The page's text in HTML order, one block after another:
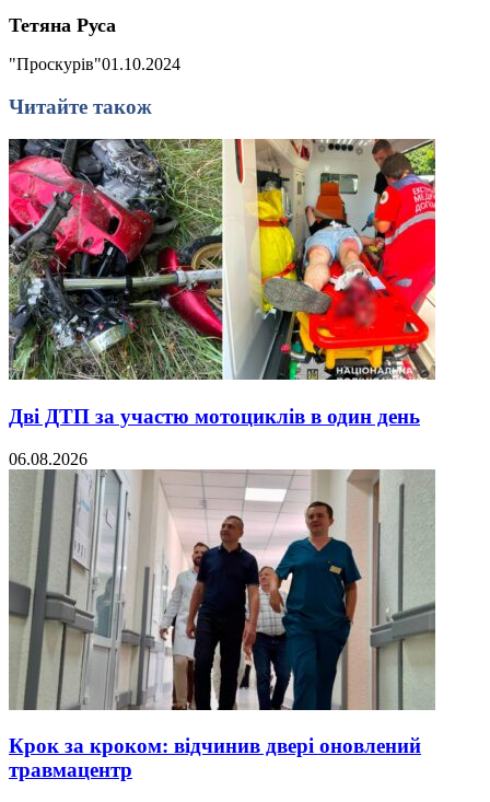
Тетяна Руса
"Проскурів"01.10.2024
Читайте також
Дві ДТП за участю мотоциклів в один день
06.08.2026
Крок за кроком: відчинив двері оновлений
травмацентр